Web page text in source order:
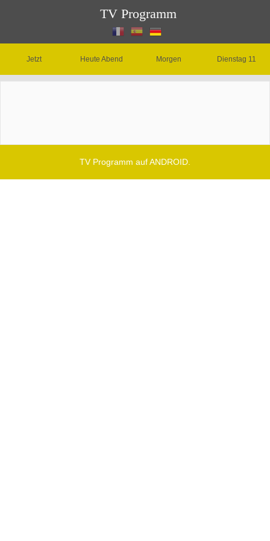
TV Programm
Jetzt Heute Abend Morgen Dienstag 11
TV Programm auf ANDROID.